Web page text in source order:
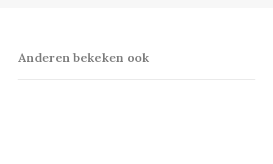
Anderen bekeken ook